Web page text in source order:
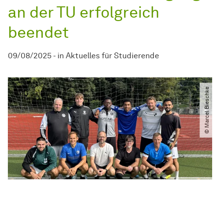
an der TU erfolgreich
beendet
09/08/2025 - in Aktuelles für Studierende
© Marcel Bieschke